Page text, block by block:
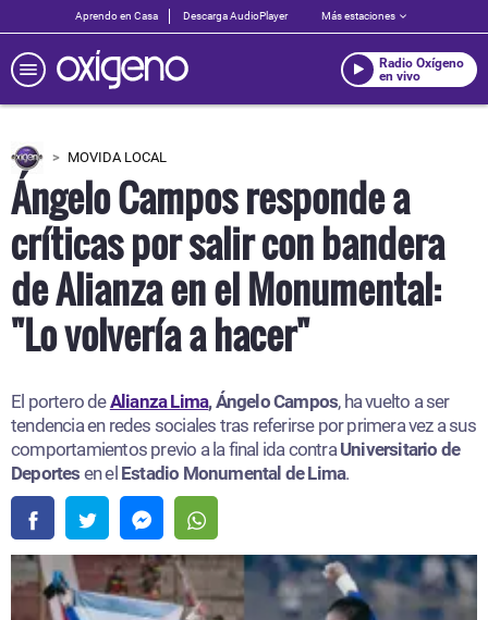
Aprendo en Casa Descarga AudioPlayer Más estaciones
Radio Oxígeno
en vivo
MOVIDA LOCAL
Ángelo Campos responde a
críticas por salir con bandera
de Alianza en el Monumental:
"Lo volvería a hacer"
El portero deAlianza Lima,Ángelo Campos, ha vuelto a ser
tendencia en redes sociales tras referirse por primera vez a sus
comportamientos previo a la final ida contraUniversitario de
Deportes en el Estadio Monumental de Lima.